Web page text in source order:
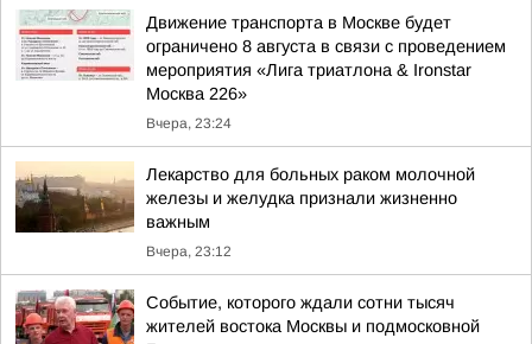
Движение транспорта в Москве будет
ограничено 8 августа в связи с проведением
мероприятия «Лига триатлона & Ironstar
Москва 226»
Вчера, 23:24
Лекарство для больных раком молочной
железы и желудка признали жизненно
важным
Вчера, 23:12
Событие, которого ждали сотни тысяч
жителей востока Москвы и подмосковной